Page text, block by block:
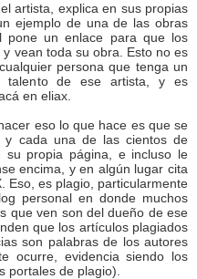
artista, explica en sus propias
ejemplo de una de las obras
un enlace para que los
vean toda su obra. Esto no es
persona que tenga un
talento de ese artista, y es
en eliax.
eso lo que hace es que se
y cada una de las cientos de
su propia página, e incluso le
encima, y en algún lugar cita
Eso, es plagio, particularmente
personal en donde muchos
que ven son del dueño de ese
que los artículos plagiados
son palabras de los autores
ocurre, evidencia siendo los
portales de plagio).